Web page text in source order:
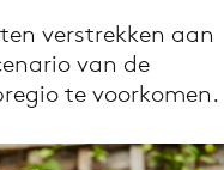
de Adformatie
verstrekken aan
van de
te voorkomen.